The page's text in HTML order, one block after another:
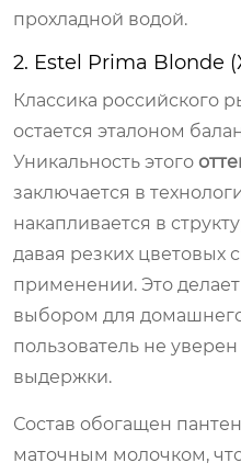
прохладной водой.
2. Estel Prima Blonde
Классика российского
остается эталоном
Уникальность этого
заключается в
накапливается в
давая резких цветовых
применении. Это
выбором для
пользователь не
выдержки.
Состав обогащен
маточным молочком,